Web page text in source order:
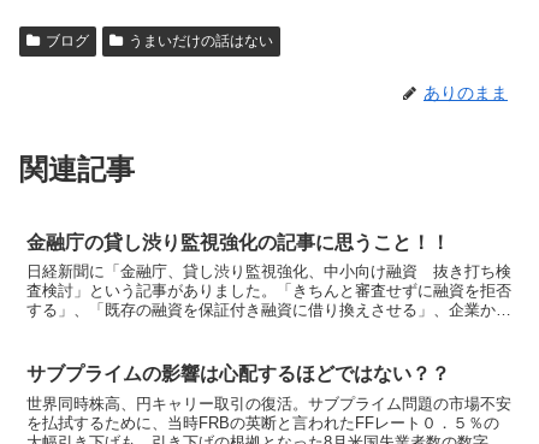
ブログ うまいだけの話はない
ありのまま
関連記事
金融庁の貸し渋り監視強化の記事に思うこと！！
日経新聞に「金融庁、貸し渋り監視強化、中小向け融資 抜き打ち検
査検討」という記事がありました。「きちんと審査せずに融資を拒否
する」、「既存の融資を保証付き融資に借り換えさせる」、企業から
サブプライムの影響は心配するほどではない？？
世界同時株高、円キャリー取引の復活。サブプライム問題の市場不安
を払拭するために、当時FRBの英断と言われたFFレート０．５％の